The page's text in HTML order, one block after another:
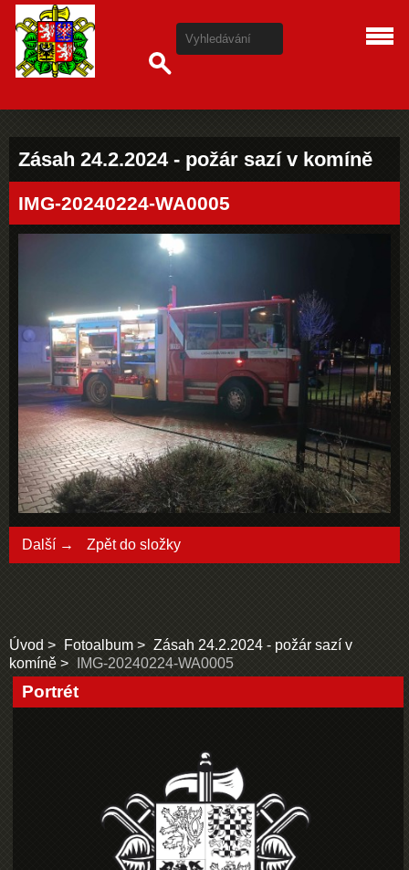
Zásah 24.2.2024 - požár sazí v komíně
IMG-20240224-WA0005
Další → Zpět do složky
Úvod Fotoalbum
Zásah 24.2.2024 - požár sazí v
komíně
IMG-20240224-WA0005
Portrét